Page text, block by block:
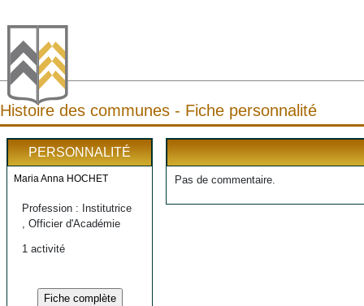
Histoire des communes - Fiche personnalité
PERSONNALITÉ
Maria Anna HOCHET
Profession : Institutrice
, Officier d'Académie
1 activité
Pas de commentaire.